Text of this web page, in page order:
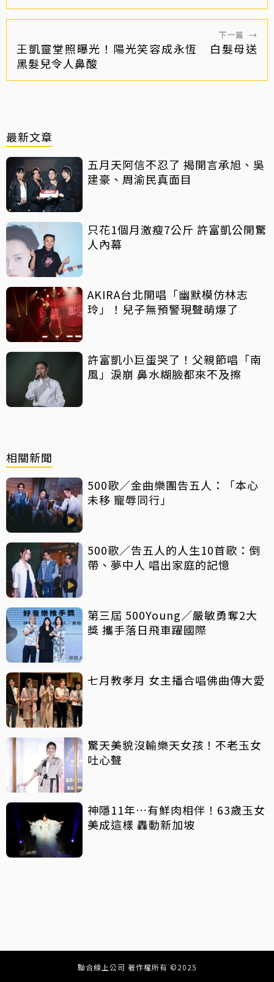
下一篇 →
王凱靈堂照曝光！陽光笑容成永恆 白髮母送
黑髮兒令人鼻酸
最新文章
五月天阿信不忍了 揭開言承旭、吳
建豪、周渝民真面目
只花1個月激瘦7公斤 許富凱公開驚
人內幕
AKIRA台北開唱「幽默模仿林志
玲」！兒子無預警現聲萌爆了
許富凱小巨蛋哭了！父親節唱「南
風」淚崩 鼻水糊臉都來不及擦
相關新聞
500歌／金曲樂團告五人：「本心
未移 寵辱同行」
500歌／告五人的人生10首歌：倒
帶、夢中人 唱出家庭的記憶
第三屆 500Young／嚴敏勇奪2大
獎 攜手落日飛車躍國際
七月教孝月 女主播合唱佛曲傳大愛
驚天美貌沒輸樂天女孩！不老玉女
吐心聲
神隱11年…有鮮肉相伴！63歲玉女
美成這樣 轟動新加坡
聯合線上公司 著作權所有 ©2025